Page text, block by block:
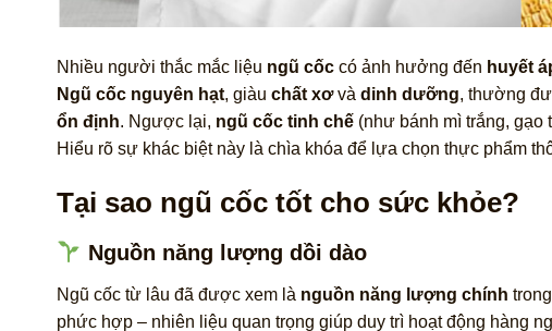
Nhiều người thắc mắc liệu ngũ cốc có ảnh hưởng đến huyết
Ngũ cốc nguyên hạt, giàu chất xơvà dinh dưỡng, thường
ổn định. Ngược lại, ngũ cốc tinh chế (như bánh mì trắng, gạo
Hiểu rõ sự khác biệt này là chìa khóa để lựa chọn thực phẩm
Tại sao ngũ cốc tốt cho sức khỏe?
Nguồn năng lượng dồi dào
Ngũ cốc từ lâu đã được xem là nguồn năng lượng chính
phức hợp – nhiên liệu quan trọng giúp duy trì hoạt động hàng